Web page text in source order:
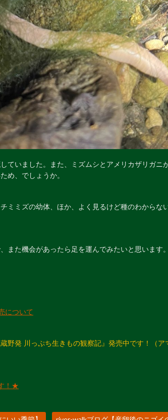
ていました。また、ミズムシとアメリカザリガニ
め、でしょうか。
ミミズの幼体、ほか、よく見るけど種のわからな
また機会があったら足を運んでみたいと思います
について
野発 川っぷち生きもの観察記』発売中です！（ア
！★